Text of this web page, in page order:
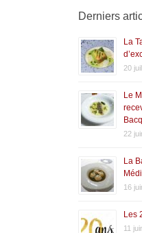
Derniers
La
20
Le
22
La
16
Les
11